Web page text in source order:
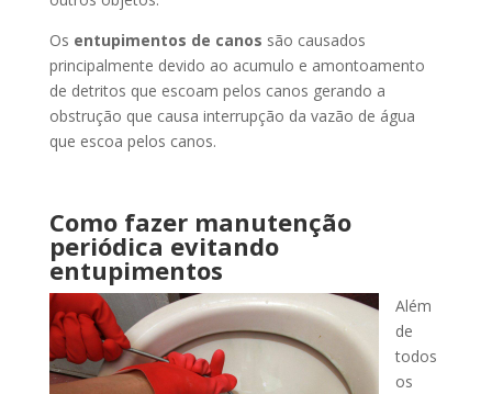
Os entupimentos de canos são causados
principalmente devido ao acumulo e amontoamento
de detritos que escoam pelos canos gerando a
obstrução que causa interrupção da vazão de água
que escoa pelos canos.
Como fazer manutenção
periódica evitando
entupimentos
Além
de
todos
os